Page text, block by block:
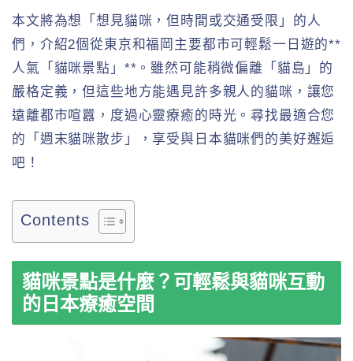
本文將為想「想見貓咪，但時間或交通受限」的人
們，介紹2個從東京和福岡主要都市可輕鬆一日遊的**
人氣「貓咪景點」**。雖然可能稍微偏離「貓島」的
嚴格定義，但這些地方能遇見許多親人的貓咪，讓您
遠離都市喧囂，度過心靈療癒的時光。尋找最適合您
的「週末貓咪散步」，享受與日本貓咪們的美好邂逅
吧！
Contents
貓咪景點是什麼？可輕鬆與貓咪互動
的日本療癒空間